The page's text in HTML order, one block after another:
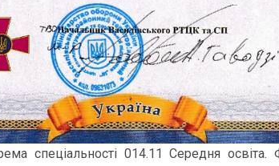
спеціальності 014.11 Середня освіта.